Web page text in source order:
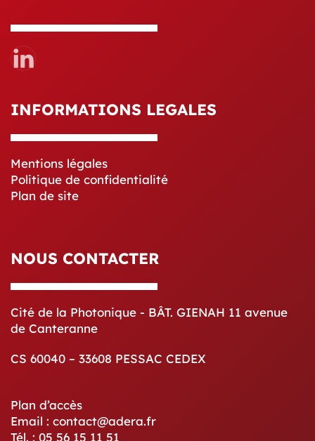
INFORMATIONS LEGALES
Mentions légales
Politique de confidentialité
Plan de site
NOUS CONTACTER
Cité de la Photonique - BÂT. GIENAH 11 avenue
de Canteranne
CS 60040 – 33608 PESSAC CEDEX
Plan d’accès
Email : contact@adera.fr
Tél. : 05 56 15 11 51